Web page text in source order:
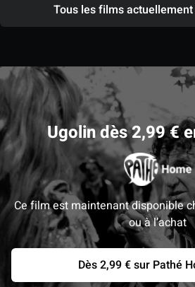
Tous les films
Ugolin dès 2,99 €
Ce film est maintenant disponible
ou à l’achat
Dès 2,99 € sur Pathé